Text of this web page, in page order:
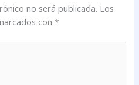
no será publicada. Los
con*